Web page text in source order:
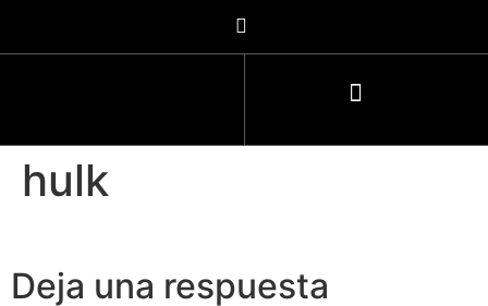
hulk
Deja una respuesta